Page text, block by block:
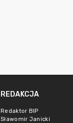
REDAKCJA
Redaktor BIP
Sławomir Janicki